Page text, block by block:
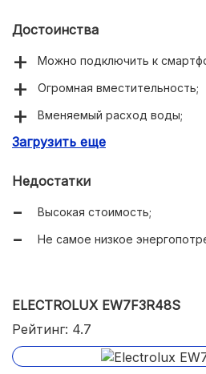
Достоинства
Можно подключить к
Огромная вместительность;
Вменяемый расход воды;
Реализована защита от
функций;
Низкий уровень шума;
Доступна дозагрузка белья.
Загрузить еще
Недостатки
Высокая стоимость;
Не самое низкое
ELECTROLUX EW7F3R48S
Рейтинг: 4.7